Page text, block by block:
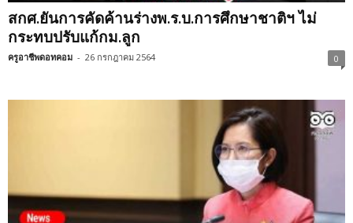
สกศ.ยันการคัดค้านร่างพ.ร.บ.การศึกษาชาติฯ ไม่
กระทบปรับแก้กม.ลูก
ครูอาชีพดอทคอม - 26 กรกฎาคม 2564 0